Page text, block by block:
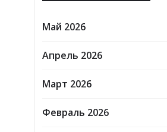
Май 2026
Апрель 2026
Март 2026
Февраль 2026